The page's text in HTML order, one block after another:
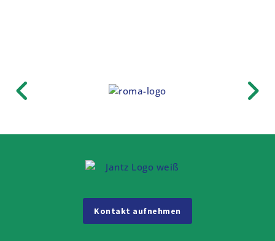
Kontakt aufnehmen